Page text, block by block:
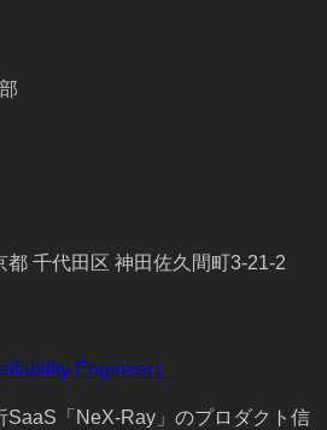
都 千代田区 神田佐久間町3-21-2
Engineer）
SaaS「NeX-Ray」のプロダクト信